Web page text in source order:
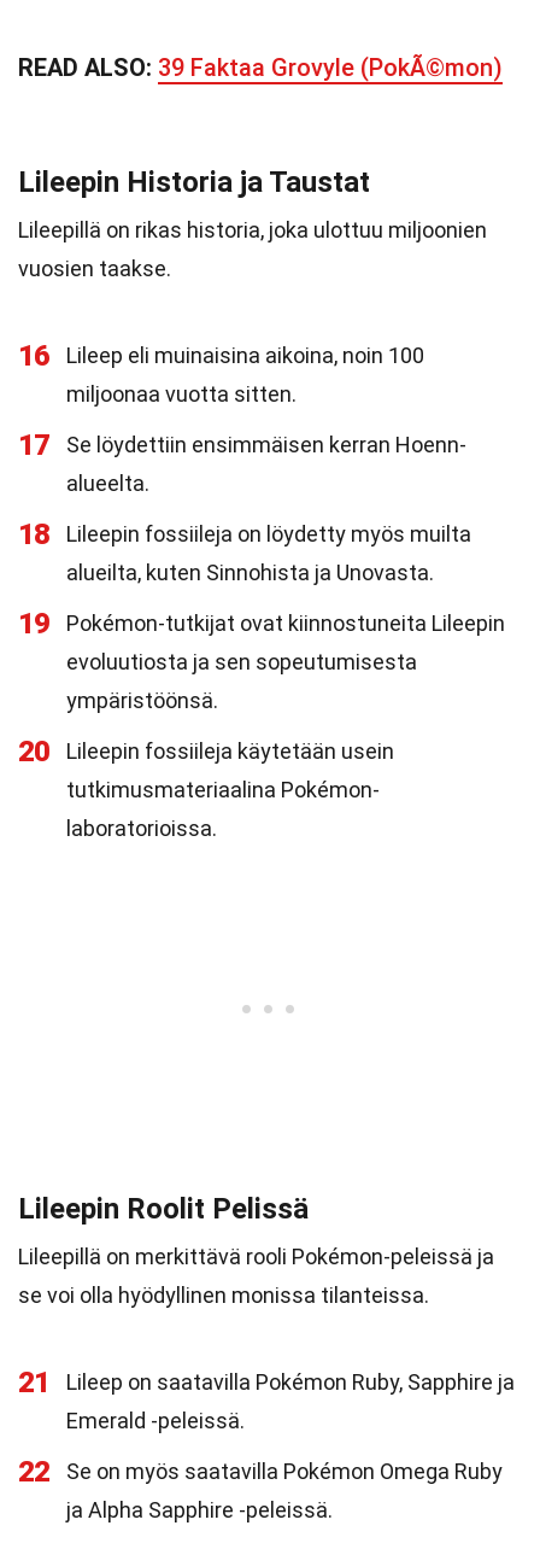
READ ALSO: 39 Faktaa Grovyle (PokÃ©mon)
Lileepin Historia ja Taustat
Lileepillä on rikas historia, joka ulottuu miljoonien
vuosien taakse.
16
Lileep eli muinaisina aikoina, noin 100
miljoonaa vuotta sitten.
17
Se löydettiin ensimmäisen kerran Hoenn-
alueelta.
18
Lileepin fossiileja on löydetty myös muilta
alueilta, kuten Sinnohista ja Unovasta.
19
Pokémon-tutkijat ovat kiinnostuneita Lileepin
evoluutiosta ja sen sopeutumisesta
ympäristöönsä.
20
Lileepin fossiileja käytetään usein
tutkimusmateriaalina Pokémon-
laboratorioissa.
Lileepin Roolit Pelissä
Lileepillä on merkittävä rooli Pokémon-peleissä ja
se voi olla hyödyllinen monissa tilanteissa.
21
Lileep on saatavilla Pokémon Ruby, Sapphire ja
Emerald -peleissä.
22
Se on myös saatavilla Pokémon Omega Ruby
ja Alpha Sapphire -peleissä.